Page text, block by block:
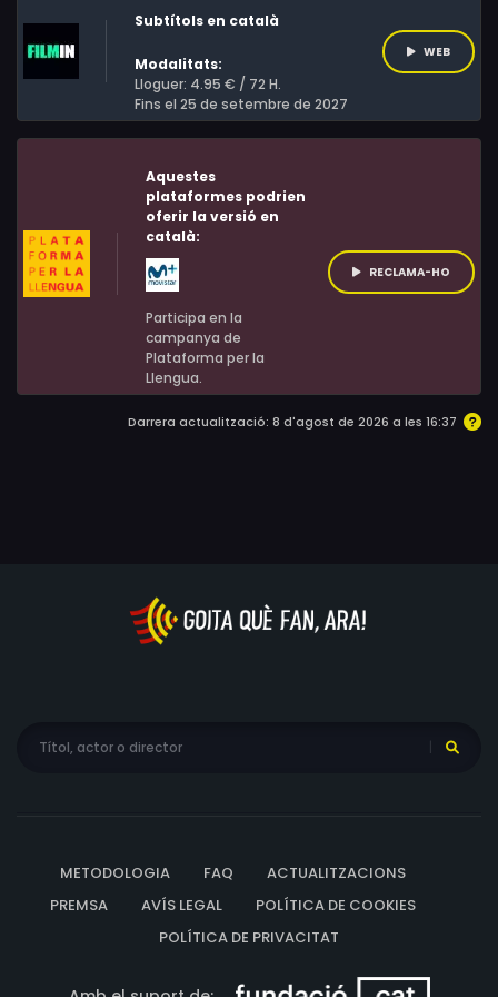
Subtítols en català
Modalitats:
Lloguer: 4.95 € / 72 H.
Fins el 25 de setembre de 2027
WEB
Aquestes
plataformes podrien
oferir la versió en
català:
Participa en la
campanya de
Plataforma per la
Llengua.
RECLAMA-HO
Darrera actualització: 8 d'agost de 2026 a les 16:37
METODOLOGIA FAQ
ACTUALITZACIONS
PREMSA
AVÍS LEGAL
POLÍTICA DE COOKIES
POLÍTICA DE PRIVACITAT